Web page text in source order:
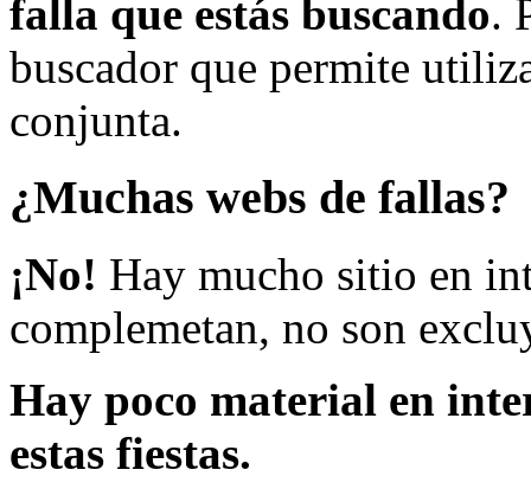
falla que estás buscando.
buscador que permite
conjunta.
¿Muchas webs de fallas?
¡No! Hay mucho sitio en
complemetan, no son
Hay poco material en
estas fiestas.